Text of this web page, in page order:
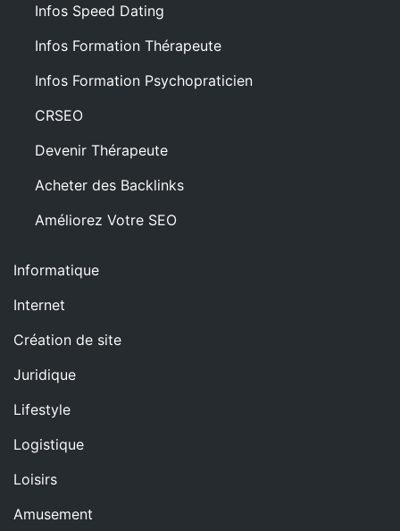
Infos Speed Dating
Infos Formation Thérapeute
Infos Formation Psychopraticien
CRSEO
Devenir Thérapeute
Acheter des Backlinks
Améliorez Votre SEO
Informatique
Internet
Création de site
Juridique
Lifestyle
Logistique
Loisirs
Amusement